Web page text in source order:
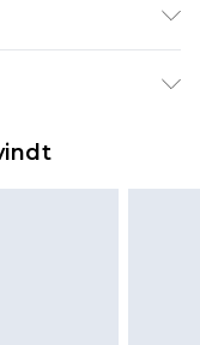
€5.99
om iets terug te